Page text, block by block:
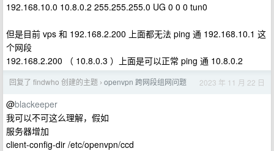
192.168.10.0 10.8.0.2 255.255.255.0 UG 0 0 0 tun0
但是目前 vps 和 192.168.2.200 上面都无法 ping 通 192.168.10.1 这
个网段
192.168.2.200 （ 10.8.0.3 ）上面是可以正常 ping 通 10.8.0.2
回复了 findwho 创建的主题 › openvpn 跨网段组网问题 2023 年 11 月 22 日
@blackeeper
我可以不可这么理解，假如
服务器增加
client-config-dir /etc/openvpn/ccd